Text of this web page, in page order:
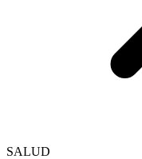
SALUD